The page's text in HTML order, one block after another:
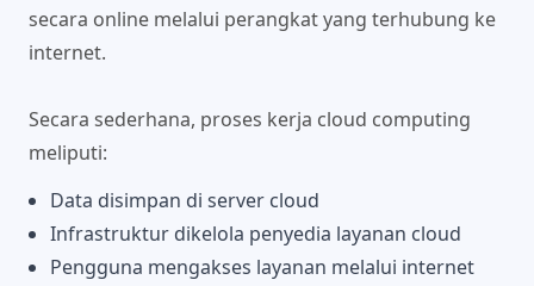
secara online melalui perangkat yang terhubung ke
internet.
Secara sederhana, proses kerja cloud computing
meliputi:
Data disimpan di server cloud
Infrastruktur dikelola penyedia layanan cloud
Pengguna mengakses layanan melalui internet